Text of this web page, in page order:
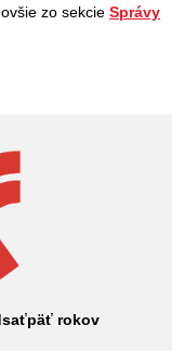
zo sekcieSprávy
rokov